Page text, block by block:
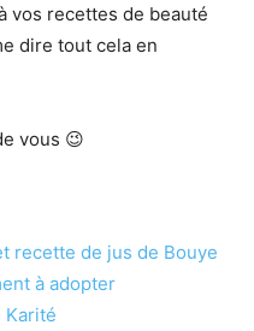
vos recettes de beauté
dire tout cela en
vous 😉
recette de jus de Bouye
à adopter
Karité